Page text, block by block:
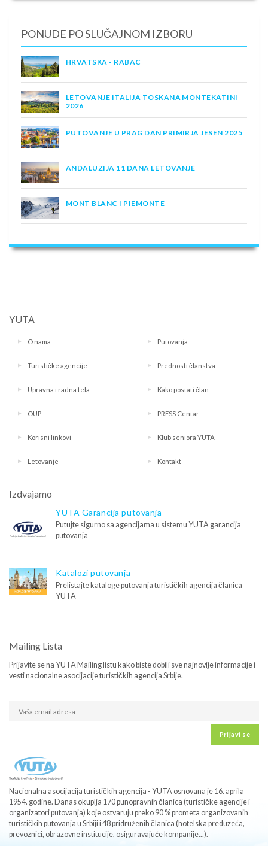
PONUDE PO SLUČAJNOM IZBORU
HRVATSKA - RABAC
LETOVANJE ITALIJA TOSKANA MONTEKATINI
2026
PUTOVANJE U PRAG DAN PRIMIRJA JESEN 2025
ANDALUZIJA 11 DANA LETOVANJE
MONT BLANC I PIEMONTE
YUTA
O nama Putovanja
Turističke agencije Prednosti članstva
Upravna i radna tela Kako postati član
OUP PRESS Centar
Korisni linkovi Klub seniora YUTA
Letovanje Kontakt
Izdvajamo
YUTA Garancija putovanja
Putujte sigurno sa agencijama u sistemu YUTA garancija
putovanja
Katalozi putovanja
Prelistajte kataloge putovanja turističkih agencija članica
YUTA
Mailing Lista
Prijavite se na YUTA Mailing listu kako biste dobili sve najnovije informacije i
vesti nacionalne asocijacije turističkih agencija Srbije.
Prijavi se
Nacionalna asocijacija turističkih agencija - YUTA osnovana je 16. aprila
1954. godine. Danas okuplja 170 punopravnih članica (turističke agencije i
organizatori putovanja) koje ostvaruju preko 90 % prometa organizovanih
turističkih putovanja u Srbiji i 48 pridruženih članica (hotelska preduzeća,
prevoznici, obrazovne institucije, osiguravajuće kompanije...).